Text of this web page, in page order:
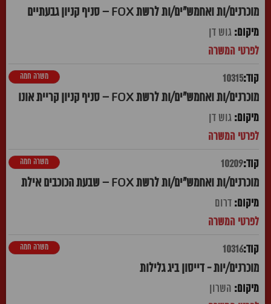
מוכרנים/ות ואחמש"ים/ות לרשת FOX – סניף קניון גבעתיים
גוש דן
10315
מוכרנים/ות ואחמש"ים/ות לרשת FOX – סניף קניון קריית אונו
משרה חמה
גוש דן
10209
מוכרנים/ות ואחמש"ים/ות לרשת FOX – שבעת הכוכבים אילת
משרה חמה
דרום
10316
מוכרנים/יות - דייסון ביג גלילות
משרה חמה
השרון